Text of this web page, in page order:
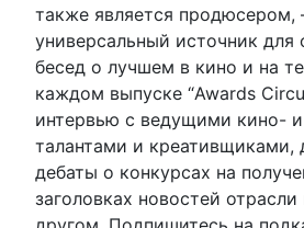
также является
универсальный источник для
бесед о лучшем в кино и на
каждом выпуске “Awards
интервью с ведущими кино-
талантами и креативщиками,
дебаты о конкурсах на
заголовках новостей